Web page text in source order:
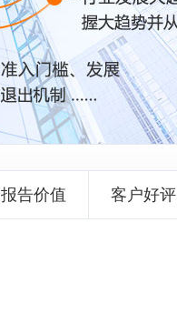
报告价值 客户好评